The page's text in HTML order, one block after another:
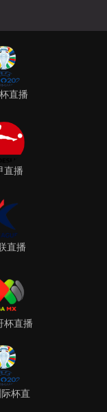
直播
直播
直播
杯直播
杯直